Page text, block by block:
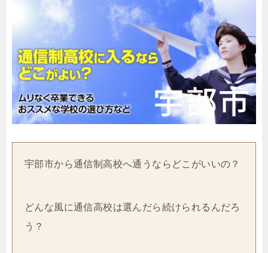
宇部市から通信制高校へ通うならどこがいいの？
どんな風に通信高校は選んだら続けられるんだろ
う？